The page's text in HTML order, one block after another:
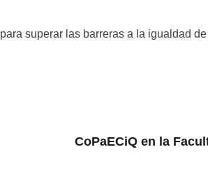
superar las barreras a la igualdad
CoPaECiQ en la